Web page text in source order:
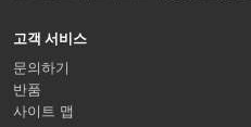
고객 서비스
문의하기
반품
사이트 맵